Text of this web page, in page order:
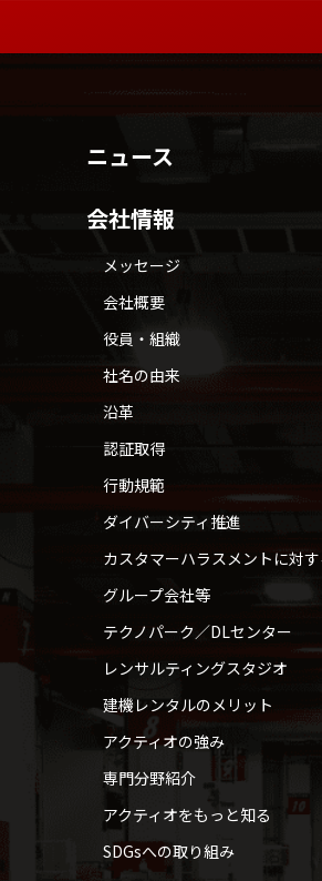
ニュース
会社情報
メッセージ
会社概要
役員・組織
社名の由来
沿革
認証取得
行動規範
ダイバーシティ推進
カスタマーハラスメントに対
グループ会社等
テクノパーク／DLセンター
レンサルティングスタジオ
建機レンタルのメリット
アクティオの強み
専門分野紹介
アクティオをもっと知る
SDGsへの取り組み